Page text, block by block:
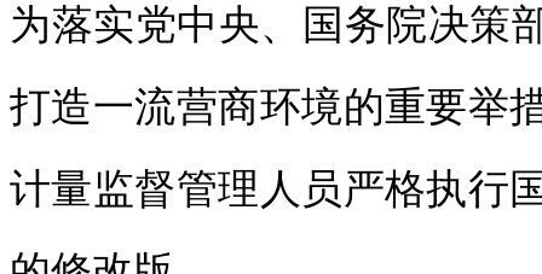
为落实党中央、国务院决策
打造一流营商环境的重要举
计量监督管理人员严格执行